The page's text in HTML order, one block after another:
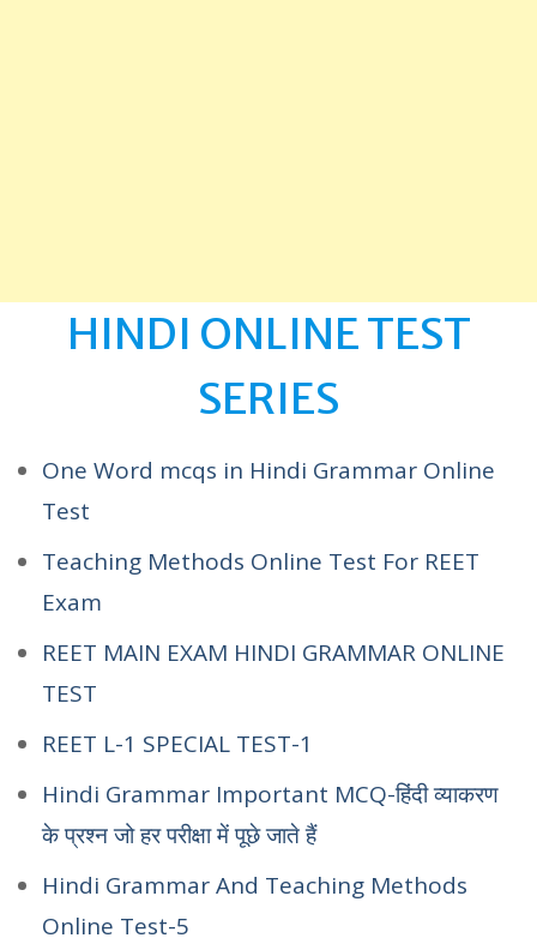
HINDI ONLINE TEST
SERIES
One Word mcqs in Hindi Grammar Online
Test
Teaching Methods Online Test For REET
Exam
REET MAIN EXAM HINDI GRAMMAR ONLINE
TEST
REET L-1 SPECIAL TEST-1
Hindi Grammar Important MCQ-हिंदी व्याकरण
के प्रश्न जो हर परीक्षा में पूछे जाते हैं
Hindi Grammar And Teaching Methods
Online Test-5